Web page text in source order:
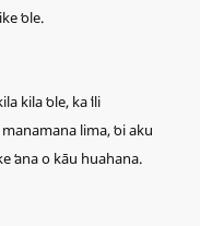
ʻole.
kila ʻole, ka ʻili
lima, ʻoi aku
ʻana o kāu huahana.